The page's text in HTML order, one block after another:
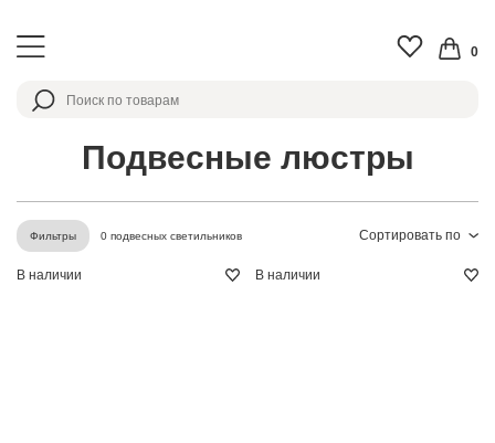
0
Подвесные люстры
Сортировать по
Фильтры 0 подвесных светильников
В наличии В наличии